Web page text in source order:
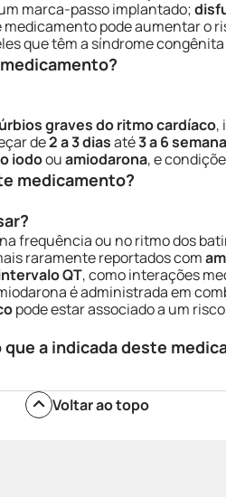
marca-passo implantado;
medicamento pode aumentar o
que têm a síndrome
graves do ritmo cardíaco,
de2 a 3 diasaté3 a 6
iodoouamiodarona, e
medicamento?
frequência ou no ritmo dos
raramente reportados com
QT, como interações
é administrada em
pode estar associado a um
a indicada deste
Voltar ao topo